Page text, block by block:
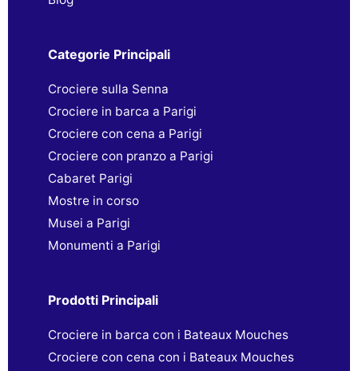
Categorie Principali
Crociere sulla Senna
Crociere in barca a Parigi
Crociere con cena a Parigi
Crociere con pranzo a Parigi
Cabaret Parigi
Mostre in corso
Musei a Parigi
Monumenti a Parigi
Prodotti Principali
Crociere in barca con i Bateaux Mouches
Crociere con cena con i Bateaux Mouches